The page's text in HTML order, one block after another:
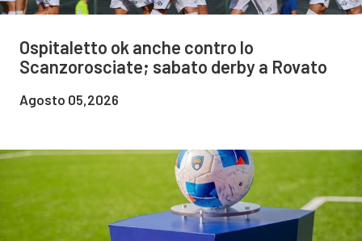
Ospitaletto ok anche contro lo
Scanzorosciate; sabato derby a Rovato
Agosto 05,2026